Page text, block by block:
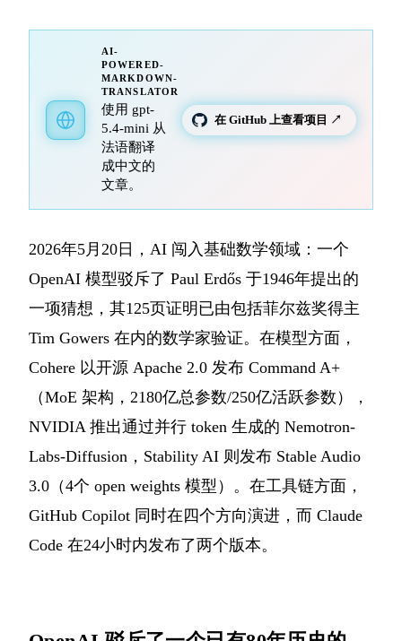
AI-
POWERED-
MARKDOWN-
TRANSLATOR
使用 gpt-
5.4-mini 从
法语翻译
成中文的
文章。
在 GitHub 上查看项目 ↗
2026年5月20日，AI 闯入基础数学领域：一个
OpenAI 模型驳斥了 Paul Erdős 于1946年提出的
一项猜想，其125页证明已由包括菲尔兹奖得主
Tim Gowers 在内的数学家验证。在模型方面，
Cohere 以开源 Apache 2.0 发布 Command A+
（MoE 架构，2180亿总参数/250亿活跃参数），
NVIDIA 推出通过并行 token 生成的 Nemotron-
Labs-Diffusion，Stability AI 则发布 Stable Audio
3.0（4个 open weights 模型）。在工具链方面，
GitHub Copilot 同时在四个方向演进，而 Claude
Code 在24小时内发布了两个版本。